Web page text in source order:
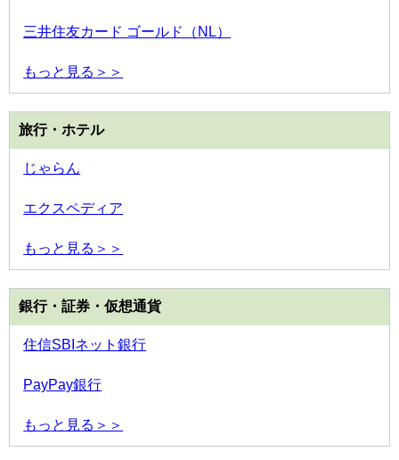
三井住友カード ゴールド（NL）
もっと見る＞＞
旅行・ホテル
じゃらん
エクスペディア
もっと見る＞＞
銀行・証券・仮想通貨
住信SBIネット銀行
PayPay銀行
もっと見る＞＞